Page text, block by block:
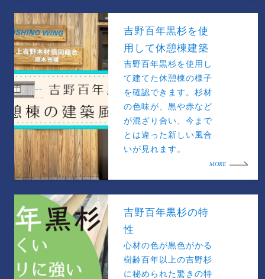
吉野百年黒杉を使
用して休憩棟建築
吉野百年黒杉を使用し
て建てた休憩棟の様子
を確認できます。杉材
の色味が、黒や赤など
が混ざり合い、今まで
とは違った新しい風合
いが見れます。
MORE
吉野百年黒杉の特
性
心材の色が黒色がかる
樹齢百年以上の吉野杉
に秘められた驚きの特